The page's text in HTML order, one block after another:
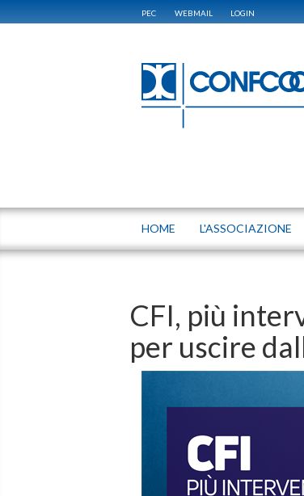
PEC WEBMAIL LOGIN
HOME L'ASSOCIAZIONE
CFI, più
per uscire